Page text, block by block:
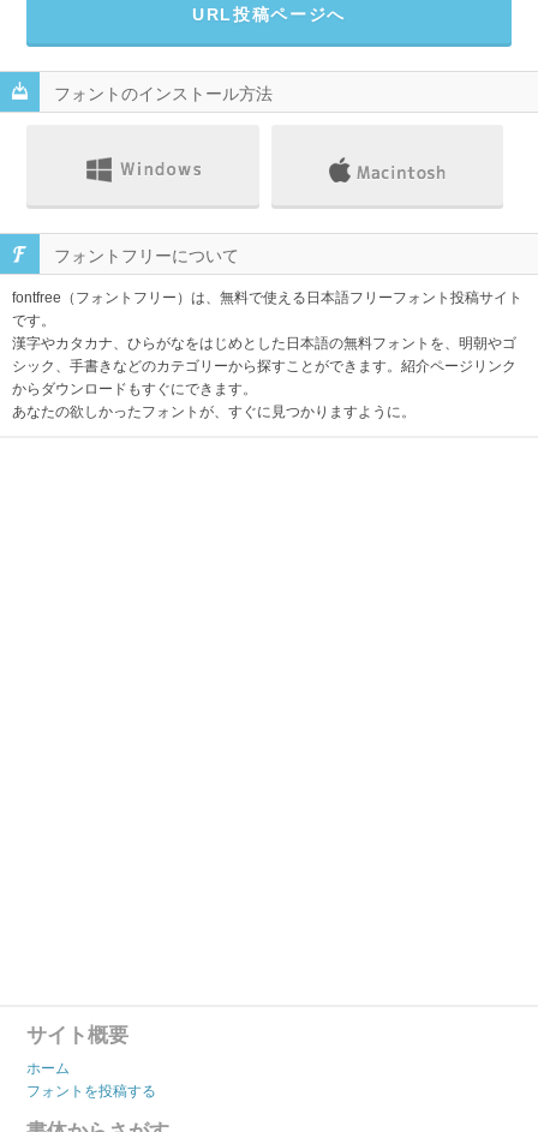
URL投稿ページへ
フォントのインストール方法
フォントフリーについて
fontfree（フォントフリー）は、無料で使える日本語フリーフォント投稿サイト
です。
漢字やカタカナ、ひらがなをはじめとした日本語の無料フォントを、明朝やゴ
シック、手書きなどのカテゴリーから探すことができます。紹介ページリンク
からダウンロードもすぐにできます。
あなたの欲しかったフォントが、すぐに見つかりますように。
サイト概要
ホーム
フォントを投稿する